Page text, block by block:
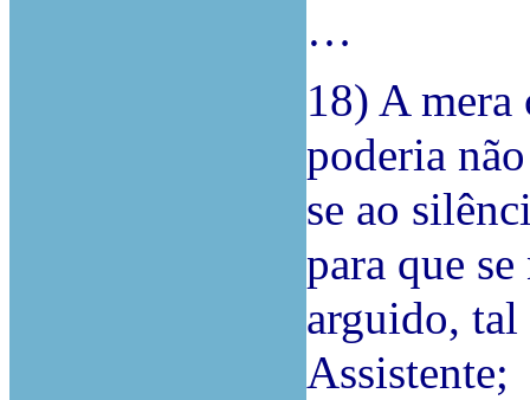
…
18) A mera
poderia
se ao
para que
arguido,
Assistente;